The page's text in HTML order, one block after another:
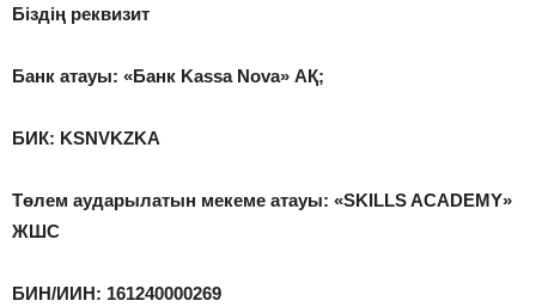
Біздің реквизит
Банк атауы: «Банк Kassa Nova» АҚ;
БИК: KSNVKZKA
Төлем аударылатын мекеме атауы: «SKILLS ACADEMY»
ЖШС
БИН/ИИН: 161240000269